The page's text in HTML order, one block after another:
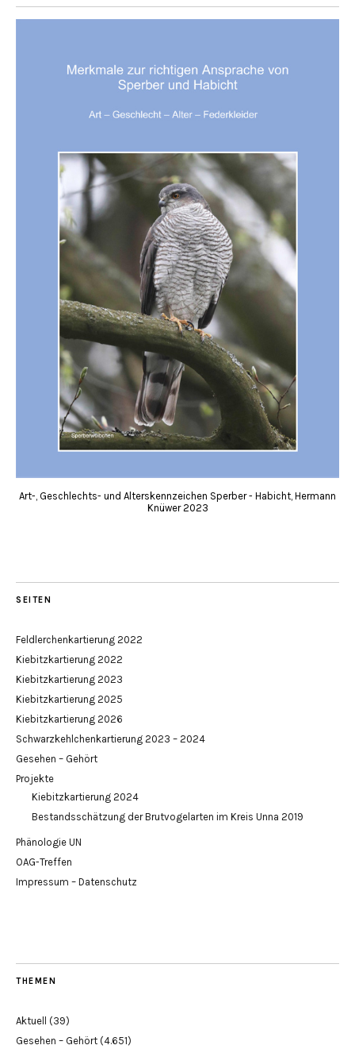
Art-, Geschlechts- und Alterskennzeichen Sperber - Habicht, Hermann
Knüwer 2023
SEITEN
Feldlerchenkartierung 2022
Kiebitzkartierung 2022
Kiebitzkartierung 2023
Kiebitzkartierung 2025
Kiebitzkartierung 2026
Schwarzkehlchenkartierung 2023 – 2024
Gesehen – Gehört
Projekte
Kiebitzkartierung 2024
Bestandsschätzung der Brutvogelarten im Kreis Unna 2019
Phänologie UN
OAG-Treffen
Impressum – Datenschutz
THEMEN
Aktuell (39)
Gesehen – Gehört (4.651)